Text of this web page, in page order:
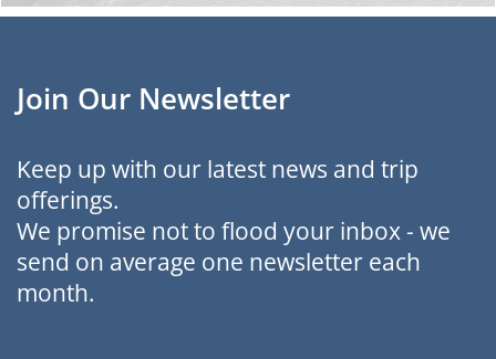
Join Our Newsletter
Keep up with our latest news and trip
offerings.
We promise not to flood your inbox - we
send on average one newsletter each
month.